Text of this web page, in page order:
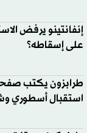
إنفانتينو يرفض
على إسقاطه؟
طرابزون يكتب
استقبال أسطوري